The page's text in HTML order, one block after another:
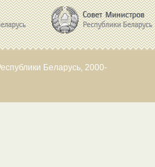
Беларусь, 2000-